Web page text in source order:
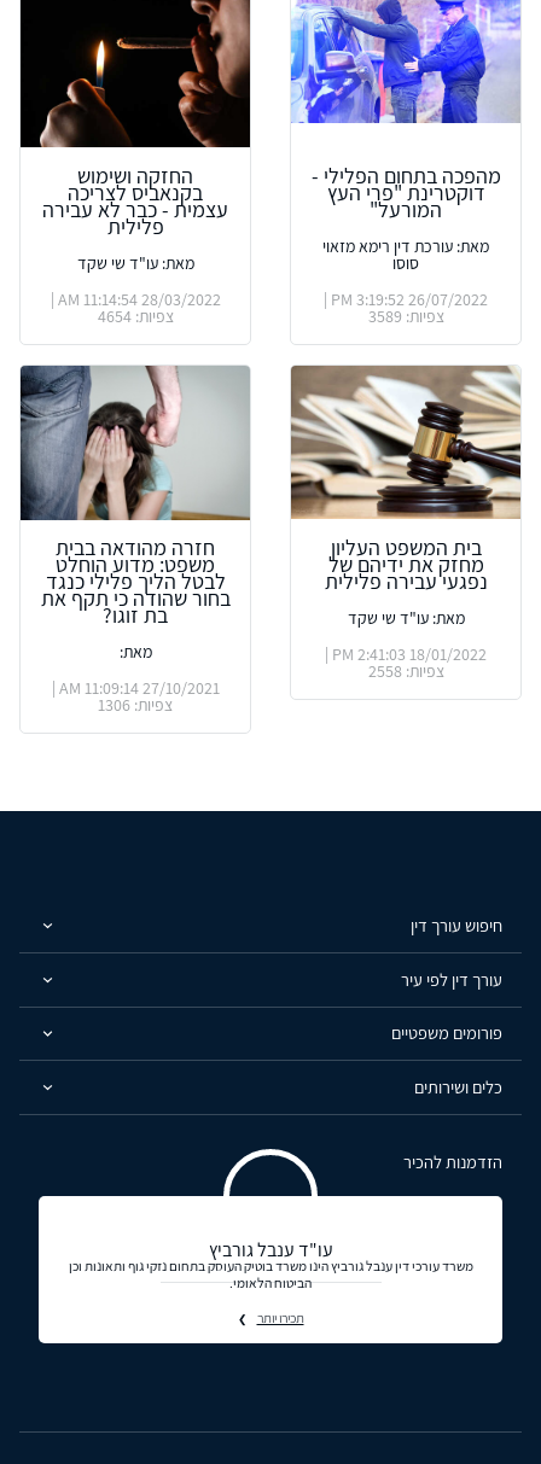
מהפכה בתחום הפלילי -
דוקטרינת "פרי העץ
המורעל"
מאת: עורכת דין רימא מזאוי
סוסו
צפיות: 3589
החזקה ושימוש
בקנאביס לצריכה
עצמית - כבר לא עבירה
פלילית
מאת: עו"ד שי שקד
צפיות: 4654
בית המשפט העליון
מחזק את ידיהם של
נפגעי עבירה פלילית
מאת: עו"ד שי שקד
צפיות: 2558
חזרה מהודאה בבית
משפט: מדוע הוחלט
לבטל הליך פלילי כנגד
בחור שהודה כי תקף את
בת זוגו?
מאת:
צפיות: 1306
חיפוש עורך דין
עורך דין לפי עיר
פורומים משפטיים
כלים ושירותים
הזדמנות להכיר
עו"ד ענבל גורביץ
משרד עורכי דין ענבל גורביץ הינו משרד בוטיק העוסק בתחום נזקי גוף ותאונות וכן
הביטוח הלאומי.
תכירו יותר